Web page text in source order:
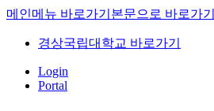
메인메뉴 바로가기 본문으로 바로가기
경상국립대학교 바로가기
Login
Portal